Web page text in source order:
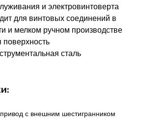
и электровинтоверта
для винтовых соединений в
и мелком ручном производстве
поверхность
сталь
привод с внешним шестигранником